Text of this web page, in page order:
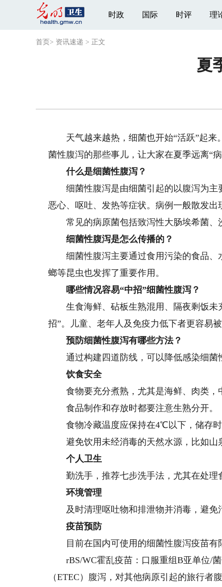
时政 国际 时评 理
首页 > 资讯速递 > 正文
夏
天气越来越热，细菌也开始“活跃”起来
菌性腹泻的那些事儿，让大家在夏季远离“病
什么是细菌性腹泻？
细菌性腹泻是由细菌引起的以腹泻为主
恶心、呕吐、发热等症状。病例一般散发出
常见的病原菌包括致泻性大肠埃希菌、
细菌性腹泻是怎么传播的？
细菌性腹泻主要通过食用污染的食品、
螂等昆虫也发挥了重要作用。
哪些情况容易“中招”细菌性腹泻？
生食海鲜、砧板生熟混用、隔夜剩饭未
招”。儿童、老年人及免疫力低下者更容易
预防细菌性腹泻有哪些方法？
通过构建四道防线，可以降低感染细菌
饮食安全
食物要充分煮熟，尤其是海鲜、肉类，
食品制作和存放时都要注意生熟分开。
食物冷藏温度应保持在4℃以下，储存时
避免饮用未经消毒的天然水源，比如山
个人卫生
勤洗手，推荐七步洗手法，尤其在处理
环境管理
及时清理呕吐物和排泄物并消毒，避免
疫苗预防
目前在国内可使用的细菌性腹泻疫苗有
rBS/WC霍乱疫苗：口服重组B亚单位/菌
（ETEC）腹泻，对其他病原引起的旅行